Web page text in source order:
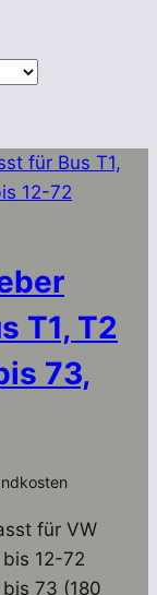
T1, T2
73,
für VW
12-72
73 (180